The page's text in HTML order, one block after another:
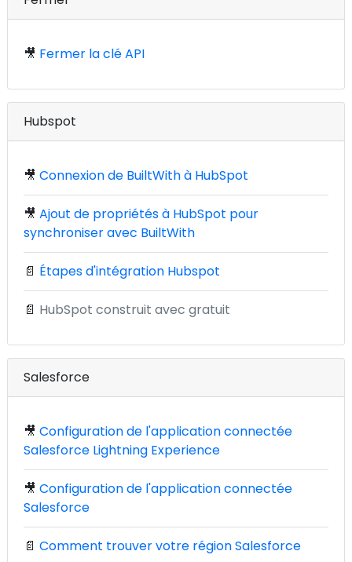
🎥 Fermer la clé API
Hubspot
🎥 Connexion de BuiltWith à HubSpot
🎥 Ajout de propriétés à HubSpot pour
synchroniser avec BuiltWith
📄 Étapes d'intégration Hubspot
📄 HubSpot construit avec gratuit
Salesforce
🎥 Configuration de l'application connectée
Salesforce Lightning Experience
🎥 Configuration de l'application connectée
Salesforce
📄 Comment trouver votre région Salesforce